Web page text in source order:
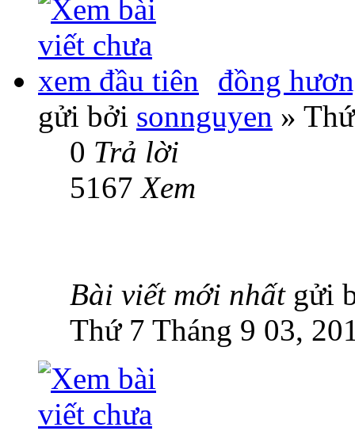
đồng
gửi bởi sonnguyen »
0 Trả lời
5167Xem
Bài viết mới nhất gửi
Thứ 7 Tháng 9 03,